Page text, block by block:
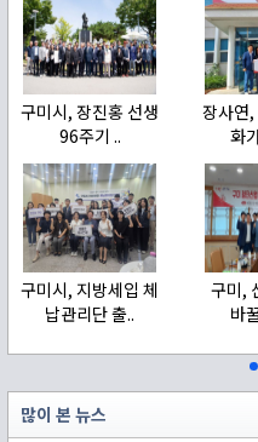
구미시, 장진홍 선생
96주기 ..
장사연,
화
구미시, 지방세입 체
납관리단 출..
구미,
바
많이 본 뉴스